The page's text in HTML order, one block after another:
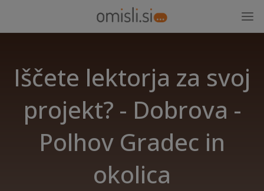
Iščete lektorja za svoj
projekt? - Dobrova -
Polhov Gradec in
okolica